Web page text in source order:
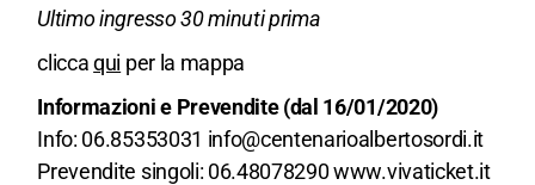
Ultimo ingresso 30 minuti prima
cliccaqui per la mappa
Informazioni e Prevendite (dal 16/01/2020)
Info: 06.85353031 info@centenarioalbertosordi.it
Prevendite singoli: 06.48078290www.vivaticket.it